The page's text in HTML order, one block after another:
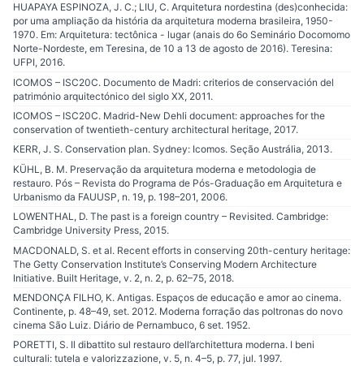
HUAPAYA ESPINOZA, J. C.; LIU, C. Arquitetura nordestina (des)conhecida:
por uma ampliação da história da arquitetura moderna brasileira, 1950-
1970. Em: Arquitetura: tectônica - lugar (anais do 6o Seminário Docomomo
Norte-Nordeste, em Teresina, de 10 a 13 de agosto de 2016). Teresina:
UFPI, 2016.
ICOMOS – ISC20C. Documento de Madri: criterios de conservación del
património arquitectónico del siglo XX, 2011.
ICOMOS – ISC20C. Madrid-New Dehli document: approaches for the
conservation of twentieth-century architectural heritage, 2017.
KERR, J. S. Conservation plan. Sydney: Icomos. Seção Austrália, 2013.
KÜHL, B. M. Preservação da arquitetura moderna e metodologia de
restauro. Pós – Revista do Programa de Pós-Graduação em Arquitetura e
Urbanismo da FAUUSP, n. 19, p. 198–201, 2006.
LOWENTHAL, D. The past is a foreign country – Revisited. Cambridge:
Cambridge University Press, 2015.
MACDONALD, S. et al. Recent efforts in conserving 20th-century heritage:
The Getty Conservation Institute’s Conserving Modern Architecture
Initiative. Built Heritage, v. 2, n. 2, p. 62–75, 2018.
MENDONÇA FILHO, K. Antigas. Espaços de educação e amor ao cinema.
Continente, p. 48–49, set. 2012. Moderna forração das poltronas do novo
cinema São Luiz. Diário de Pernambuco, 6 set. 1952.
PORETTI, S. Il dibattito sul restauro dell’architettura moderna. I beni
culturali: tutela e valorizzazione, v. 5, n. 4–5, p. 77, jul. 1997.